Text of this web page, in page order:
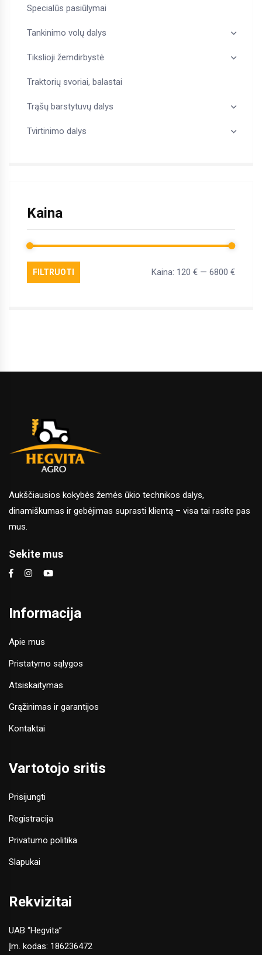
Specialūs pasiūlymai
Tankinimo volų dalys
Tikslioji žemdirbystė
Traktorių svoriai, balastai
Trąšų barstytuvų dalys
Tvirtinimo dalys
Kaina
FILTRUOTI Kaina: 120 € — 6800 €
Aukščiausios kokybės žemės ūkio technikos dalys,
dinamiškumas ir gebėjimas suprasti klientą – visa tai rasite pas
mus.
Sekite mus
Informacija
Apie mus
Pristatymo sąlygos
Atsiskaitymas
Grąžinimas ir garantijos
Kontaktai
Vartotojo sritis
Prisijungti
Registracija
Privatumo politika
Slapukai
Rekvizitai
UAB “Hegvita”
Įm. kodas: 186236472